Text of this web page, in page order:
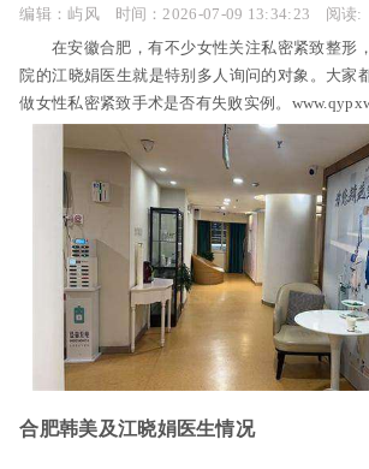
编辑：屿风
时间：2026-07-09 13:34:23
阅读:
在安徽合肥，有不少女性关注私密紧致整形
院的江晓娟医生就是特别多人询问的对象。大家
做女性私密紧致手术是否有失败实例。
合肥韩美及江晓娟医生情况